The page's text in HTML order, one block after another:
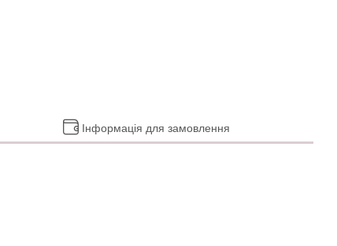
Інформація для замовлення